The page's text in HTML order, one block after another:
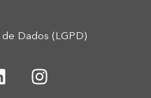
Dados (LGPD)